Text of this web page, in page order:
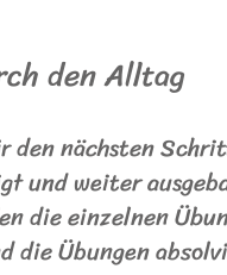
den Alltag
den nächsten
und weiter
die einzelnen
die Übungen